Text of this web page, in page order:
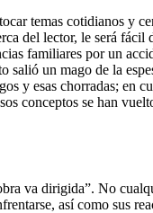
temas cotidianos y
del lector, le será
familiares por un
un mago de la
y esas chorradas;
conceptos se han
va dirigida”. No
así como sus